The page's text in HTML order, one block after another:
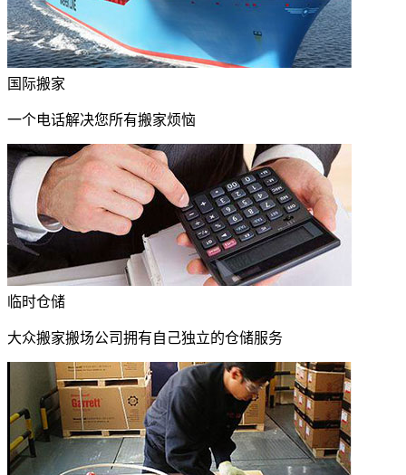
国际搬家
一个电话解决您所有搬家烦恼
临时仓储
大众搬家搬场公司拥有自己独立的仓储服务